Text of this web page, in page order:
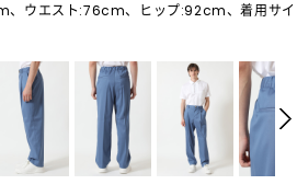
、ウエスト:76cm、ヒップ:92cm、着用サイ